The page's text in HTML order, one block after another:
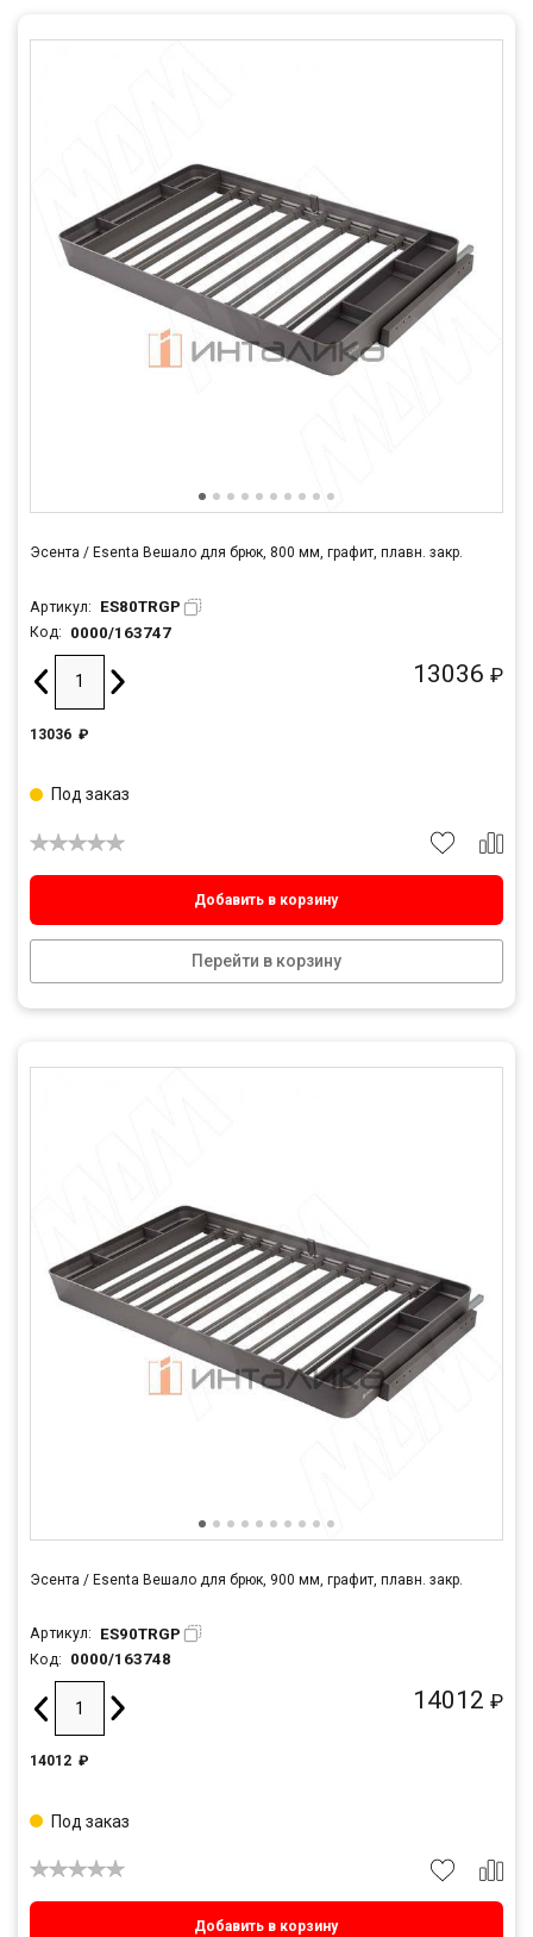
Эсента / Esenta Вешало для брюк, 800 мм, графит, плавн. закр.
Артикул: ES80TRGP
Код: 0000/163747
13036 ₽
13036 ₽
Добавить в корзину
Перейти в корзину
Под заказ
Эсента / Esenta Вешало для брюк, 900 мм, графит, плавн. закр.
Артикул: ES90TRGP
Код: 0000/163748
14012 ₽
14012 ₽
Добавить в корзину
Под заказ